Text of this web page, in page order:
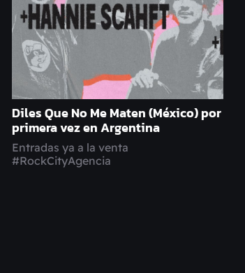
Diles Que No Me Maten (México) por
primera vez en Argentina
Entradas ya a la venta
#RockCityAgencia